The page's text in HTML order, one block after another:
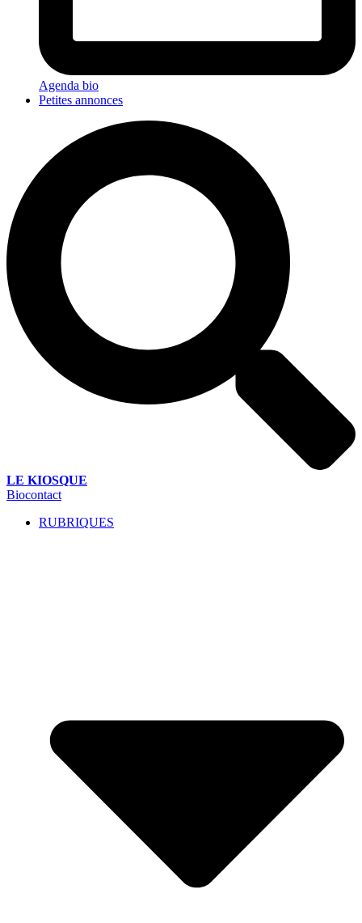
Agenda bio
Petites annonces
LE KIOSQUE
Biocontact
RUBRIQUES